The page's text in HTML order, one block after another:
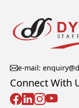
e-mail:
Connect With